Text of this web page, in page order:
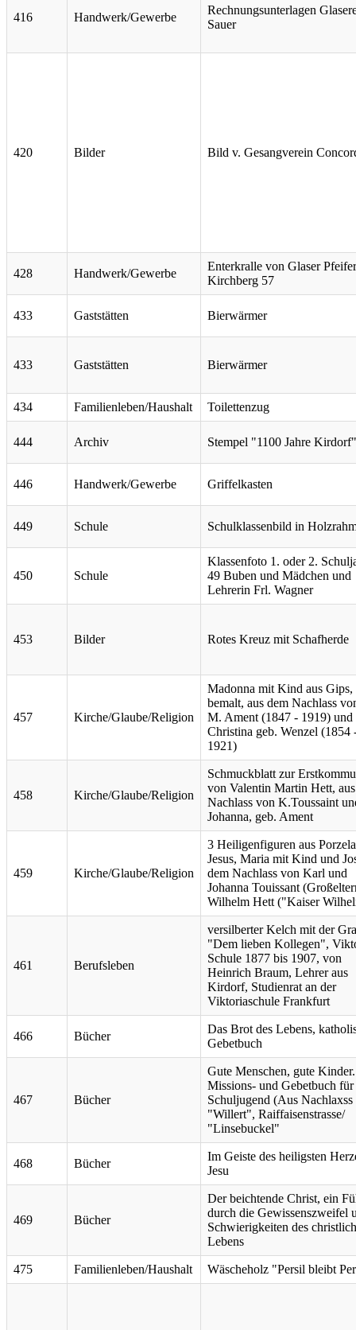
416 Handwerk/Gewerbe
Rechnungsunterlagen
Sauer
420 Bilder Bild v. Gesangverein
428 Handwerk/Gewerbe
Enterkralle von Glaser
Kirchberg 57
433 Gaststätten Bierwärmer
433 Gaststätten Bierwärmer
434 Familienleben/Haushalt Toilettenzug
444 Archiv Stempel "1100 Jahre Kirdorf"
446 Handwerk/Gewerbe Griffelkasten
449 Schule Schulklassenbild in
450 Schule
Klassenfoto 1. oder 2.
49 Buben und Mädchen und
Lehrerin Frl. Wagner
453 Bilder Rotes Kreuz mit Schafherde
457 Kirche/Glaube/Religion
Madonna mit Kind aus Gips,
bemalt, aus dem Nachlass
M. Ament (1847 - 1919) und
Christina geb. Wenzel (1854
1921)
458 Kirche/Glaube/Religion
Schmuckblatt zur
von Valentin Martin Hett,
Nachlass von K.Toussaint
Johanna, geb. Ament
459 Kirche/Glaube/Religion
3 Heiligenfiguren aus
Jesus, Maria mit Kind und
dem Nachlass von Karl und
Johanna Touissant
Wilhelm Hett ("Kaiser
461 Berufsleben
versilberter Kelch mit der
"Dem lieben Kollegen",
Schule 1877 bis 1907, von
Heinrich Braum, Lehrer aus
Kirdorf, Studienrat an der
Viktoriaschule Frankfurt
466 Bücher
Das Brot des Lebens,
Gebetbuch
467 Bücher
Gute Menschen, gute
Missions- und Gebetbuch für
Schuljugend (Aus Nachlaxss
"Willert", Raiffaisenstrasse/
"Linsebuckel"
468 Bücher
Im Geiste des heiligsten
Jesu
469 Bücher
Der beichtende Christ, ein
durch die Gewissenszweifel
Schwierigkeiten des
Lebens
475 Familienleben/Haushalt Wäscheholz "Persil bleibt